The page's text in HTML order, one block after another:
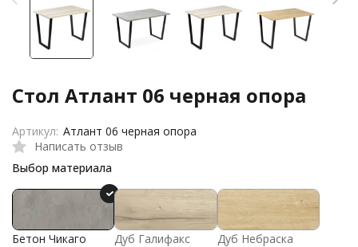
Стол Атлант 06 черная опора
Написать отзыв
Выбор материала
Бетон Чикаго
Дуб Галифакс
Дуб Небраска
Артикул: Атлант 06 черная опора